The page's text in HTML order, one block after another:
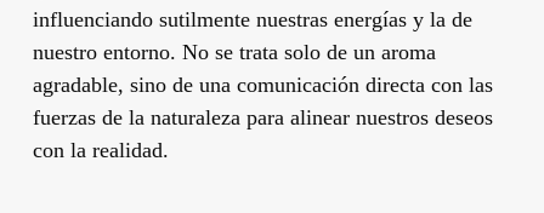
influenciando sutilmente nuestras energías y la de
nuestro entorno. No se trata solo de un aroma
agradable, sino de una comunicación directa con las
fuerzas de la naturaleza para alinear nuestros deseos
con la realidad.